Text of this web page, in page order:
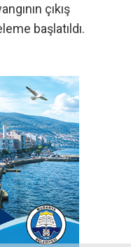
çıkış
başlatıldı.